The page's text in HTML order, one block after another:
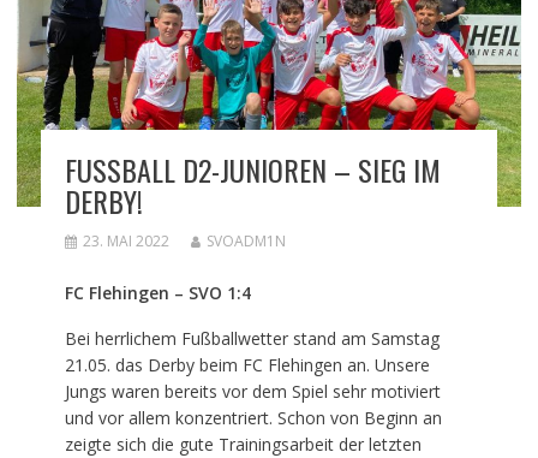
FUSSBALL D2-JUNIOREN – SIEG IM D
ERBY!
23. MAI 2022 SVOADM1N
FC Flehingen – SVO 1:4
Bei herrlichem Fußballwetter stand am Samstag
21.05. das Derby beim FC Flehingen an. Unsere
Jungs waren bereits vor dem Spiel sehr motiviert
und vor allem konzentriert. Schon von Beginn an
zeigte sich die gute Trainingsarbeit der letzten